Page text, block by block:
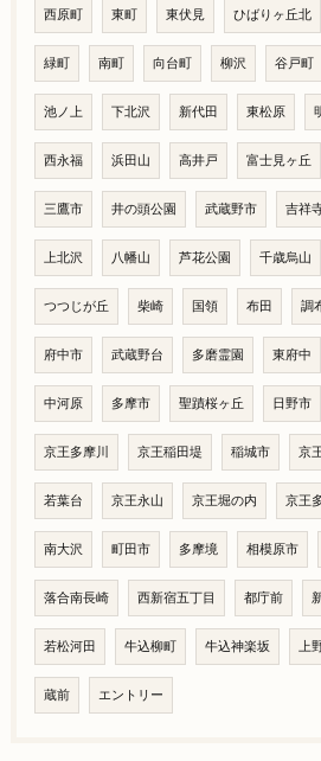
西原町 東町 東伏見 ひばりヶ丘北
緑町 南町 向台町 柳沢 谷戸町
池ノ上 下北沢 新代田 東松原
西永福 浜田山 高井戸 富士見ヶ丘
三鷹市 井の頭公園 武蔵野市 吉祥
上北沢 八幡山 芦花公園 千歳烏山
つつじが丘 柴崎 国領 布田 調
府中市 武蔵野台 多磨霊園 東府中
中河原 多摩市 聖蹟桜ヶ丘 日野市
京王多摩川 京王稲田堤 稲城市 京
若葉台 京王永山 京王堀の内 京王
南大沢 町田市 多摩境 相模原市
落合南長崎 西新宿五丁目 都庁前
若松河田 牛込柳町 牛込神楽坂 上
蔵前 エントリー